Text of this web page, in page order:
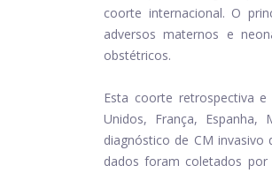
coorte internacional. O
adversos maternos e
obstétricos.
Esta coorte retrospectiva e
Unidos, França,
diagnóstico de CM
dados foram coletados